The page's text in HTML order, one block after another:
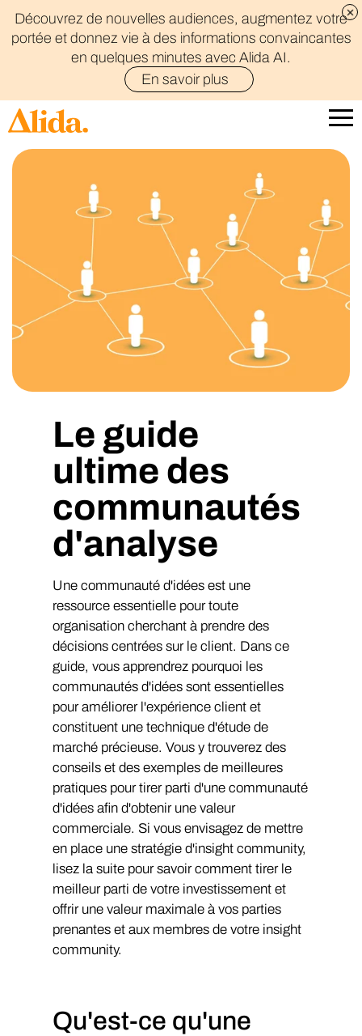
Découvrez de nouvelles audiences, augmentez votre
portée et donnez vie à des informations convaincantes
en quelques minutes avec Alida AI.
En savoir plus
Une communauté d'idées est une
ressource essentielle pour toute
organisation cherchant à prendre des
décisions centrées sur le client. Dans ce
guide, vous apprendrez pourquoi les
communautés d'idées sont essentielles
pour améliorer l'expérience client et
constituent une technique d'étude de
marché précieuse. Vous y trouverez des
conseils et des exemples de meilleures
pratiques pour tirer parti d'une communauté
d'idées afin d'obtenir une valeur
commerciale. Si vous envisagez de mettre
en place une stratégie d'insight community,
lisez la suite pour savoir comment tirer le
meilleur parti de votre investissement et
offrir une valeur maximale à vos parties
prenantes et aux membres de votre insight
community.
Le guide
ultime des
communautés
d'analyse
Qu'est-ce qu'une
First name*
Last name*
Company name*
Job Title*
Country/Region*
Oui, envoyez-moi du contenu intéressant, je peux toujours me
désabonner.
politique de confidentialité options par pays/région